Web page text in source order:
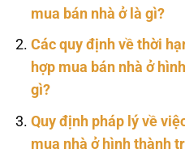
mua bán nhà ở là gì?
Các quy định về thời
hợp mua bán nhà ở
gì?
Quy định pháp lý về
mua nhà ở hình thành